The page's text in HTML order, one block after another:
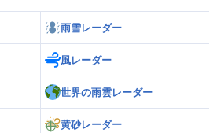
雨雪レーダー
風レーダー
世界の雨雲レーダー
黄砂レーダー